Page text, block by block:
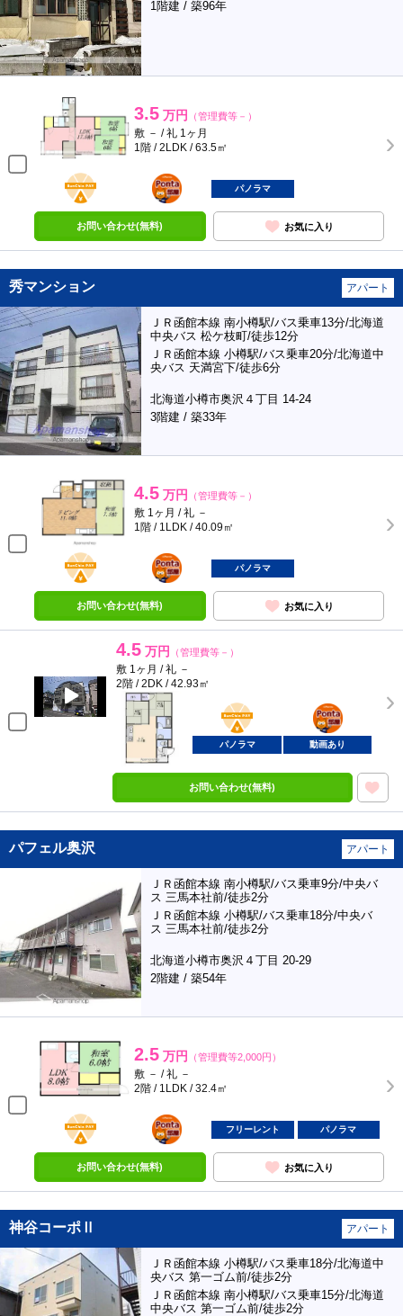
1階建 / 築96年
3.5 万円 （管理費等－）
敷 － / 礼 1ヶ月
1階 / 2LDK / 63.5㎡
BunChinPAY
ポンタ
部屋
パノラマ
お問い合わせ(無料) お気に入り
秀マンション アパート
ＪＲ函館本線 南小樽駅/バス乗車13分/北海道
中央バス 松ケ枝町/徒歩12分
ＪＲ函館本線 小樽駅/バス乗車20分/北海道中
央バス 天満宮下/徒歩6分
北海道小樽市奥沢４丁目 14-24
3階建 / 築33年
4.5 万円 （管理費等－）
敷 1ヶ月 / 礼 －
1階 / 1LDK / 40.09㎡
BunChinPAY
ポンタ
部屋
パノラマ
お問い合わせ(無料) お気に入り
4.5 万円 （管理費等－）
敷 1ヶ月 / 礼 －
2階 / 2DK / 42.93㎡
BunChinPAY
ポンタ
部屋
パノラマ 動画あり
お問い合わせ(無料)
パフェル奥沢 アパート
ＪＲ函館本線 南小樽駅/バス乗車9分/中央バ
ス 三馬本社前/徒歩2分
ＪＲ函館本線 小樽駅/バス乗車18分/中央バ
ス 三馬本社前/徒歩2分
北海道小樽市奥沢４丁目 20-29
2階建 / 築54年
2.5 万円 （管理費等2,000円）
敷 － / 礼 －
2階 / 1LDK / 32.4㎡
BunChinPAY
ポンタ
部屋
フリーレント パノラマ
お問い合わせ(無料) お気に入り
神谷コーポⅡ アパート
ＪＲ函館本線 小樽駅/バス乗車18分/北海道中
央バス 第一ゴム前/徒歩2分
ＪＲ函館本線 南小樽駅/バス乗車15分/北海道
中央バス 第一ゴム前/徒歩2分